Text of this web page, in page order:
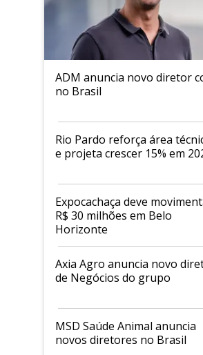
ADM anuncia novo diretor
no Brasil
Rio Pardo reforça área
e projeta crescer 15% em
Expocachaça deve
R$ 30 milhões em Belo
Horizonte
Axia Agro anuncia novo
de Negócios do grupo
MSD Saúde Animal anuncia
novos diretores no Brasil